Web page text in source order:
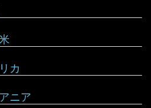
ン
ア
ジュラス
カ
コ
リシャス
ンダ
ニア
ツ
ポリネシア
ヒチ
シャル諸島